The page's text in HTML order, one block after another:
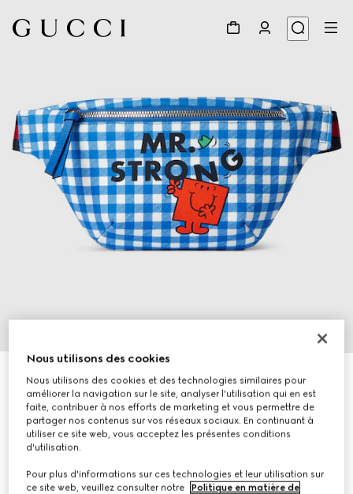
Sac ceinture avec imprimé pour enfant
CA$835
Déclinaisonscoton bleu et blanc
Nous utilisons des cookies
Nous utilisons des cookies et des technologies similaires pour
améliorer la navigation sur le site, analyser l'utilisation qui en est
faite, contribuer à nos efforts de marketing et vous permettre de
partager nos contenus sur vos réseaux sociaux. En continuant à
utiliser ce site web, vous acceptez les présentes conditions
d'utilisation.
Pour plus d'informations sur ces technologies et leur utilisation sur
ce site web, veuillez consulter notre
Politique en matière de